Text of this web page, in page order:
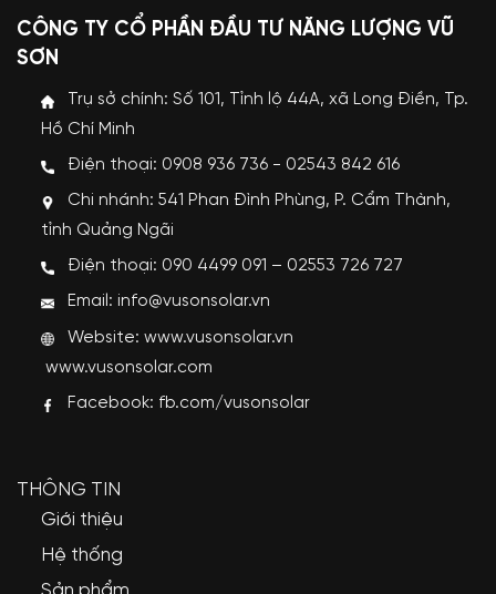
CÔNG TY CỔ PHẦN ĐẦU TƯ NĂNG LƯỢNG VŨ
SƠN
Trụ sở chính: Số 101, Tỉnh lộ 44A, xã Long Điền, Tp.
Hồ Chí Minh
Điện thoại: 0908 936 736 - 02543 842 616
Chi nhánh: 541 Phan Đình Phùng, P. Cẩm Thành,
tỉnh Quảng Ngãi
Điện thoại: 090 4499 091 – 02553 726 727
Email: info@vusonsolar.vn
Website:www.vusonsolar.vn
www.vusonsolar.com
Facebook: fb.com/vusonsolar
THÔNG TIN
Giới thiệu
Hệ thống